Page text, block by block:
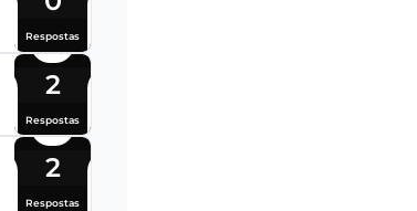
Respostas
2
Respostas
2
Respostas